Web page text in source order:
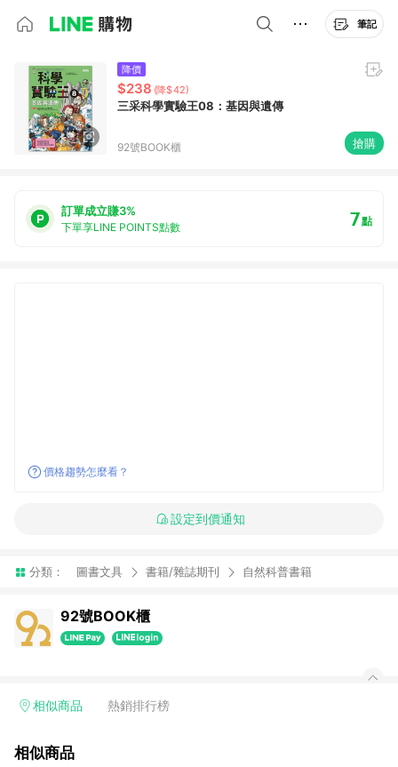
筆記
降價
$238 (降$42)
三采科學實驗王08：基因與遺傳
92號BOOK櫃 搶購
訂單成立賺3%
下單享LINE POINTS點數 7點
價格趨勢怎麼看？
設定到價通知
分類： 圖書文具 書籍/雜誌期刊 自然科普書籍
92號BOOK櫃
相似商品 熱銷排行榜
相似商品